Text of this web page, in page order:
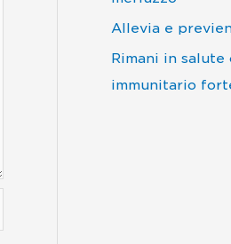
Allevia e
Rimani in salute
immunitario